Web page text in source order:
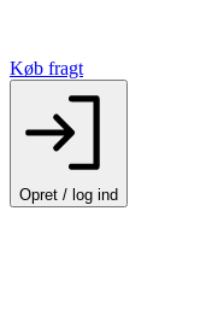
Køb fragt
Opret / log ind